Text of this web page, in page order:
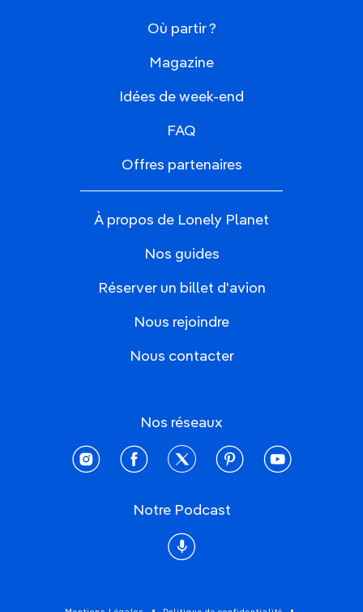
Où partir ?
Magazine
Idées de week-end
FAQ
Offres partenaires
À propos de Lonely Planet
Nos guides
Réserver un billet d'avion
Nous rejoindre
Nous contacter
Nos réseaux
instagramfacebooktwitter pinterestyoutube
Notre Podcast
Podcast